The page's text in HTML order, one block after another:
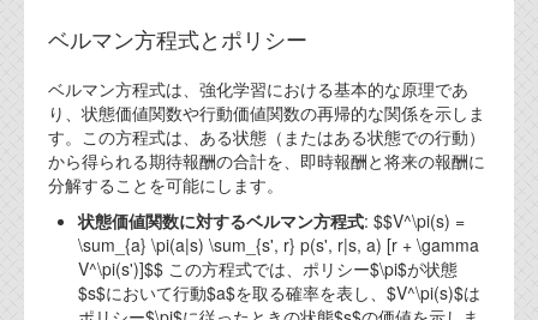
機能安全ブログ
設計ブログ
テクノロジ
外部投稿記事
ブログテーマ
ベルマン方程式とポリシー
ベルマン方程式は、強化学習における基本的な原理であ
り、状態価値関数や行動価値関数の再帰的な関係を示しま
す。この方程式は、ある状態（またはある状態での行動）
から得られる期待報酬の合計を、即時報酬と将来の報酬に
分解することを可能にします。
状態価値関数に対するベルマン方程式: $$V^\pi(s) =
\sum_{a} \pi(a|s) \sum_{s', r} p(s', r|s, a) [r + \gamma
V^\pi(s')]$$ この方程式では、ポリシー$\pi$が状態
$s$において行動$a$を取る確率を表し、$V^\pi(s)$は